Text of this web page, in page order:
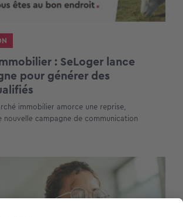
: SeLoger lance
pour générer des
immobilier amorce une reprise,
nouvelle campagne de communication